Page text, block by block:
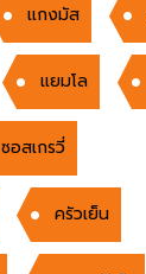
แกงมัส
แยมโล
ซอสเกรวี่
ครัวเย็น